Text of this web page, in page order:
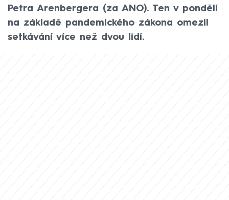
Petra Arenbergera (za ANO). Ten v pondělí
na základě pandemického zákona omezil
setkávání více než dvou lidí.